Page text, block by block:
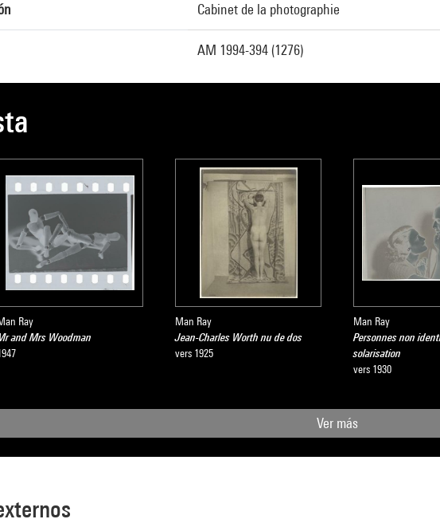
Cabinet de la photographie
AM 1994-394 (1276)
Ray
and Mrs Woodman
Man Ray
Jean-Charles Worth nu de dos
vers 1925
Man Ray
Personnes non
solarisation
vers 1930
Ver más